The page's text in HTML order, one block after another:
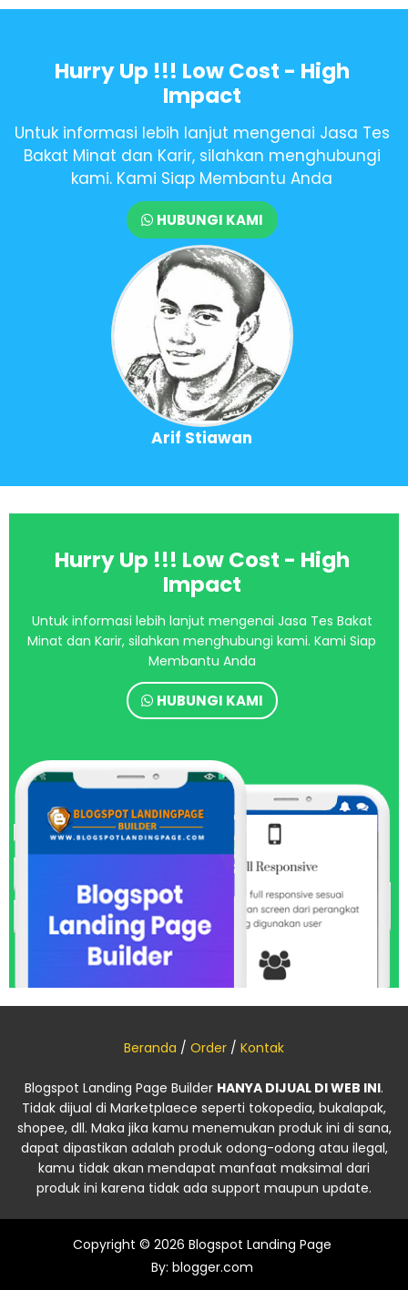
Hurry Up !!! Low Cost - High
Impact
Untuk informasi lebih lanjut mengenai Jasa Tes
Bakat Minat dan Karir, silahkan menghubungi
kami. Kami Siap Membantu Anda
HUBUNGI KAMI
Arif Stiawan
Hurry Up !!! Low Cost - High
Impact
Untuk informasi lebih lanjut mengenai Jasa Tes Bakat
Minat dan Karir, silahkan menghubungi kami. Kami Siap
Membantu Anda
HUBUNGI KAMI
Beranda / Order / Kontak
Blogspot Landing Page Builder HANYA DIJUAL DI WEB INI.
Tidak dijual di Marketplaece seperti tokopedia, bukalapak,
shopee, dll. Maka jika kamu menemukan produk ini di sana,
dapat dipastikan adalah produk odong-odong atau ilegal,
kamu tidak akan mendapat manfaat maksimal dari
produk ini karena tidak ada support maupun update.
Copyright © 2026 Blogspot Landing Page
By: blogger.com